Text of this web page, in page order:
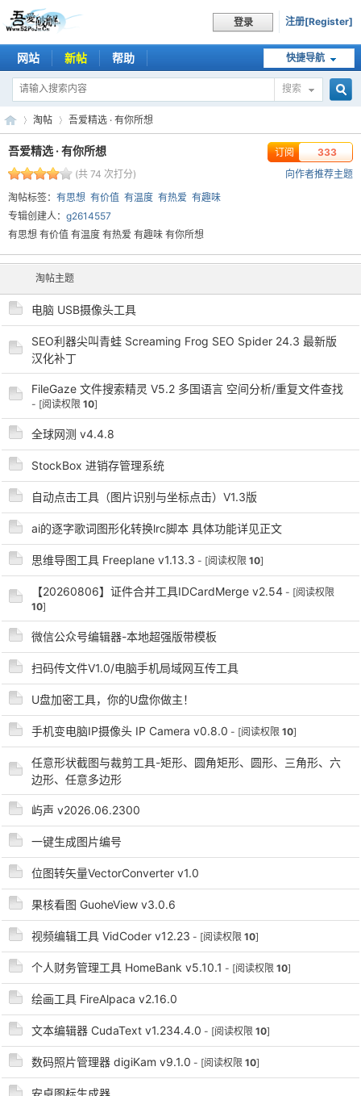
登录 注册[Register]
快捷导航
网站 新帖 帮助
搜索
索
破
解
淘帖 吾爱精选 · 有你所想
吾爱精选 · 有你所想 333
订阅
向作者推荐主题
(共 74 次打分)
淘帖标签： 有思想 有价值 有温度 有热爱 有趣味
专辑创建人： g2614557
有思想 有价值 有温度 有热爱 有趣味 有你所想
淘帖主题
电脑 USB摄像头工具
SEO利器尖叫青蛙 Screaming Frog SEO Spider 24.3 最新版
汉化补丁
FileGaze 文件搜索精灵 V5.2 多国语言 空间分析/重复文件查找
- [阅读权限 10]
全球网测 v4.4.8
StockBox 进销存管理系统
自动点击工具（图片识别与坐标点击）V1.3版
ai的逐字歌词图形化转换lrc脚本 具体功能详见正文
思维导图工具 Freeplane v1.13.3 - [阅读权限 10]
【20260806】证件合并工具IDCardMerge v2.54 - [阅读权限
10]
微信公众号编辑器-本地超强版带模板
扫码传文件V1.0/电脑手机局域网互传工具
U盘加密工具，你的U盘你做主！
手机变电脑IP摄像头 IP Camera v0.8.0 - [阅读权限 10]
任意形状截图与裁剪工具-矩形、圆角矩形、圆形、三角形、六
边形、任意多边形
屿声 v2026.06.2300
一键生成图片编号
位图转矢量VectorConverter v1.0
果核看图 GuoheView v3.0.6
视频编辑工具 VidCoder v12.23 - [阅读权限 10]
个人财务管理工具 HomeBank v5.10.1 - [阅读权限 10]
绘画工具 FireAlpaca v2.16.0
文本编辑器 CudaText v1.234.4.0 - [阅读权限 10]
数码照片管理器 digiKam v9.1.0 - [阅读权限 10]
安卓图标生成器